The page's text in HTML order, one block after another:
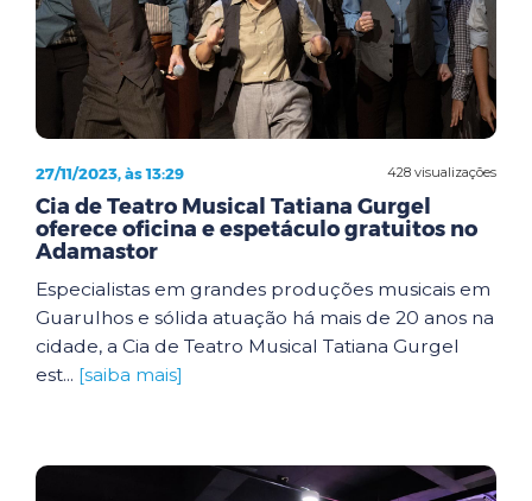
428 visualizações
27/11/2023, às 13:29
Cia de Teatro Musical Tatiana Gurgel
oferece oficina e espetáculo gratuitos no
Adamastor
Especialistas em grandes produções musicais em
Guarulhos e sólida atuação há mais de 20 anos na
cidade, a Cia de Teatro Musical Tatiana Gurgel
est... [saiba mais]